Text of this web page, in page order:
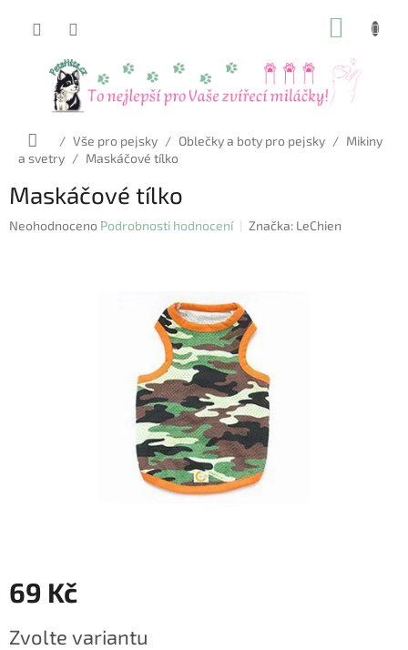
Domů
/ Vše pro pejsky / Oblečky a boty pro pejsky / Mikiny
a svetry / Maskáčové tílko
Maskáčové tílko
Průměrné
Neohodnoceno Podrobnosti hodnocení Značka: LeChien
69 Kč
cena:
Zvolte variantu